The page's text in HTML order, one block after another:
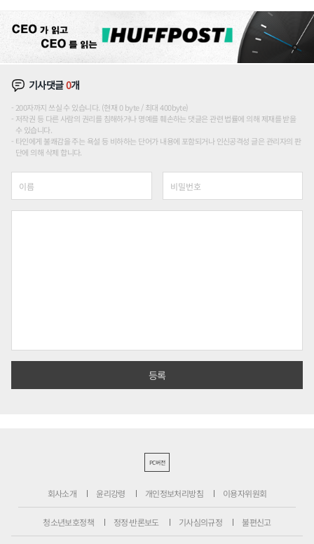
기사댓글0개
200자까지 쓰실 수 있습니다. (현재 0 byte / 최대 400byte)
저작권 등 다른 사람의 권리를 침해하거나 명예를 훼손하는 댓글은 관련 법률에 의해 제재를 받을
수 있습니다.
타인에게 불쾌감을 주는 욕설 등 비하하는 단어가 내용에 포함되거나 인신공격성 글은 관리자의 판
단에 의해 삭제 합니다.
PC버전
회사소개 윤리강령 개인정보처리방침 이용자위원회
청소년보호정책 정정·반론보도 기사심의규정 불편신고